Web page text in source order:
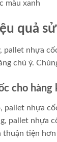
quả
pallet nhựa
chú ý.
cho hàng
pallet nhựa
pallet nhựa
thuận tiện